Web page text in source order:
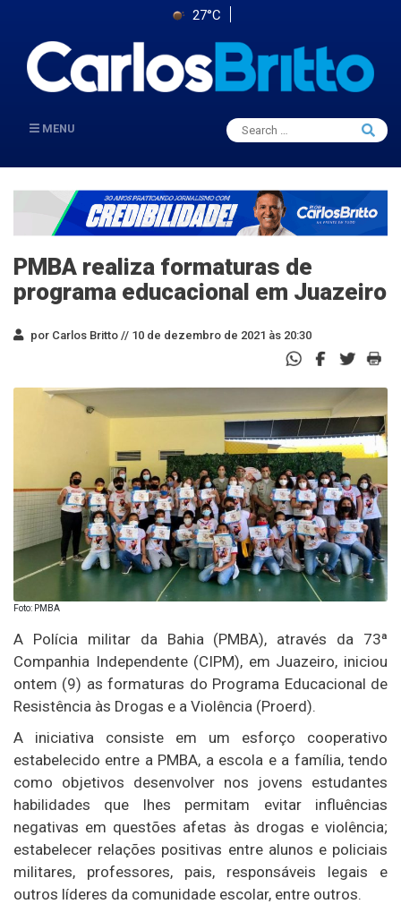
27°C
MENU
Search
for:
Search
PMBA realiza formaturas de
programa educacional em Juazeiro
por Carlos Britto // 10 de dezembro de 2021 às 20:30
Foto: PMBA
A Polícia militar da Bahia (PMBA), através da 73ª
Companhia Independente (CIPM), em Juazeiro, iniciou
ontem (9) as formaturas do Programa Educacional de
Resistência às Drogas e a Violência (Proerd).
A iniciativa consiste em um esforço cooperativo
estabelecido entre a PMBA, a escola e a família, tendo
como objetivos desenvolver nos jovens estudantes
habilidades que lhes permitam evitar influências
negativas em questões afetas às drogas e violência;
estabelecer relações positivas entre alunos e policiais
militares, professores, pais, responsáveis legais e
outros líderes da comunidade escolar, entre outros.